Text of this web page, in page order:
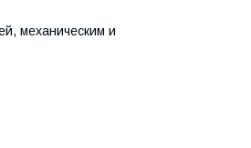
механическим и